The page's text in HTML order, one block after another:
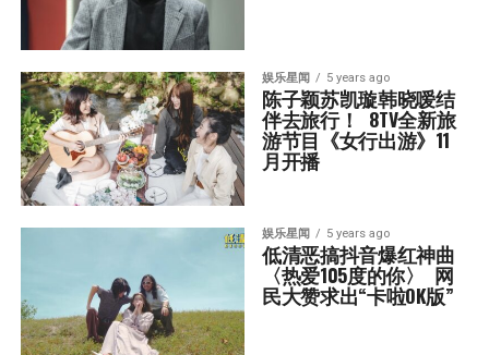
娱乐星闻 5 years ago
陈子颖苏凯璇韩晓嗳结
伴去旅行！  8TV全新旅
游节目《女行出游》11
月开播
娱乐星闻 5 years ago
低清恶搞抖音爆红神曲
〈热爱105度的你〉  网
民大赞求出“卡啦OK版”